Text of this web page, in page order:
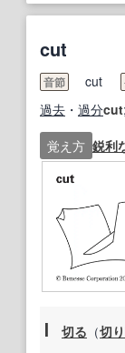
cut
音節 cut
過去 ・ 過分cut;
覚え方 鋭利
Ⅰ 切る （切